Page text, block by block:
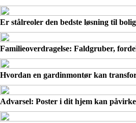
Er stålreoler den bedste løsning til
Familieoverdragelse: Faldgruber,
Hvordan en gardinmontør kan
Advarsel: Poster i dit hjem kan